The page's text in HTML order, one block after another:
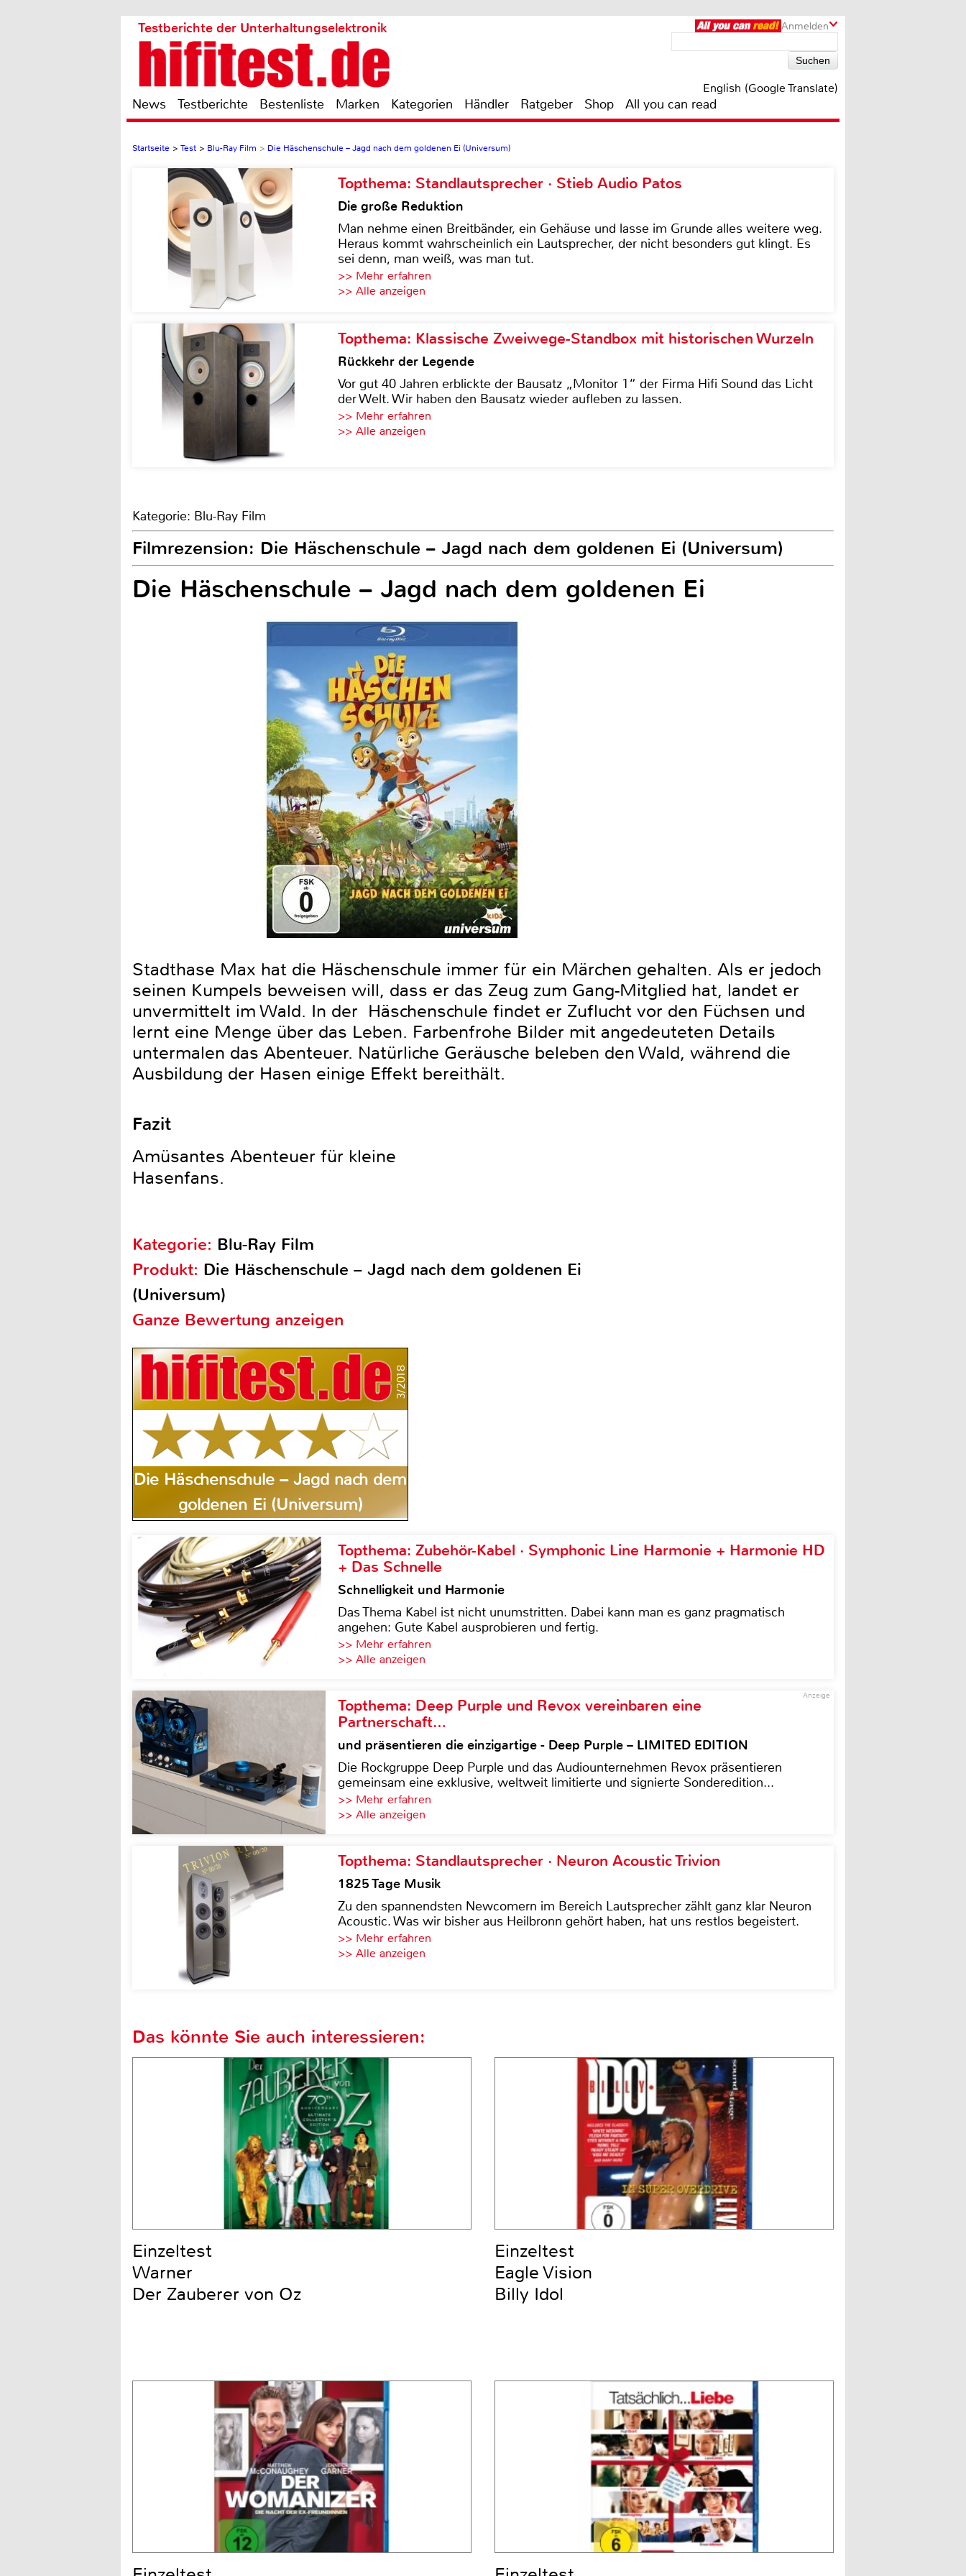
Anmelden
Testberichte der Unterhaltungselektronik
English (Google Translate)
News Testberichte Bestenliste Marken Kategorien Händler Ratgeber Shop All you can read
Startseite > Test > Blu-Ray Film > Die Häschenschule – Jagd nach dem goldenen Ei (Universum)
Topthema: Standlautsprecher · Stieb Audio Patos
Die große Reduktion
Man nehme einen Breitbänder, ein Gehäuse und lasse im Grunde alles weitere weg.
Heraus kommt wahrscheinlich ein Lautsprecher, der nicht besonders gut klingt. Es
sei denn, man weiß, was man tut.
>> Mehr erfahren
>> Alle anzeigen
Topthema: Klassische Zweiwege-Standbox mit historischen Wurzeln
Rückkehr der Legende
Vor gut 40 Jahren erblickte der Bausatz „Monitor 1“ der Firma Hifi Sound das Licht
der Welt. Wir haben den Bausatz wieder aufleben zu lassen.
>> Mehr erfahren
>> Alle anzeigen
Kategorie: Blu-Ray Film
Filmrezension: Die Häschenschule – Jagd nach dem goldenen Ei (Universum)
Die Häschenschule – Jagd nach dem goldenen Ei
Stadthase Max hat die Häschenschule immer für ein Märchen gehalten. Als er jedoch
seinen Kumpels beweisen will, dass er das Zeug zum Gang-Mitglied hat, landet er
unvermittelt im Wald. In der Häschenschule findet er Zuflucht vor den Füchsen und
lernt eine Menge über das Leben. Farbenfrohe Bilder mit angedeuteten Details
untermalen das Abenteuer. Natürliche Geräusche beleben den Wald, während die
Ausbildung der Hasen einige Effekt bereithält.
Fazit
Amüsantes Abenteuer für kleine
Hasenfans.
Kategorie: Blu-Ray Film
Produkt: Die Häschenschule – Jagd nach dem goldenen Ei
(Universum)
Ganze Bewertung anzeigen
3/2018
Die Häschenschule – Jagd nach dem
goldenen Ei (Universum)
Topthema: Zubehör-Kabel · Symphonic Line Harmonie + Harmonie HD
+ Das Schnelle
Schnelligkeit und Harmonie
Das Thema Kabel ist nicht unumstritten. Dabei kann man es ganz pragmatisch
angehen: Gute Kabel ausprobieren und fertig.
>> Mehr erfahren
>> Alle anzeigen
Anzeige
Topthema: Deep Purple und Revox vereinbaren eine
Partnerschaft…
und präsentieren die einzigartige - Deep Purple – LIMITED EDITION
Die Rockgruppe Deep Purple und das Audiounternehmen Revox präsentieren
gemeinsam eine exklusive, weltweit limitierte und signierte Sonderedition...
>> Mehr erfahren
>> Alle anzeigen
Topthema: Standlautsprecher · Neuron Acoustic Trivion
1825 Tage Musik
Zu den spannendsten Newcomern im Bereich Lautsprecher zählt ganz klar Neuron
Acoustic. Was wir bisher aus Heilbronn gehört haben, hat uns restlos begeistert.
>> Mehr erfahren
>> Alle anzeigen
Das könnte Sie auch interessieren:
Einzeltest
Warner
Der Zauberer von Oz
Einzeltest
Eagle Vision
Billy Idol